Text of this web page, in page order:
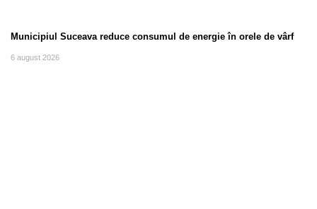
Municipiul Suceava reduce consumul de energie în orele de vârf
6 august 2026